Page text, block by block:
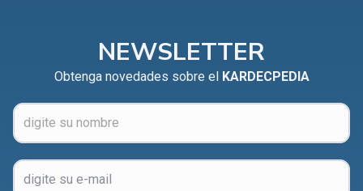
CAPÍTULO XXV - Buscad y encontraréis
gratuitamente
▸
CAPÍTULO XXVII - Pedid y se os dará ▸
CAPÍTULO XXVIII - Colección de oraciones
NEWSLETTER
Obtenga novedades sobre el KARDECPEDIA